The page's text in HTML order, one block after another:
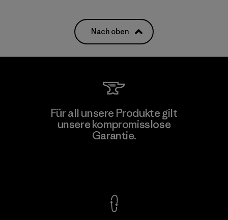
Nach oben
Für all unsere Produkte gilt
unsere kompromisslose
Garantie.